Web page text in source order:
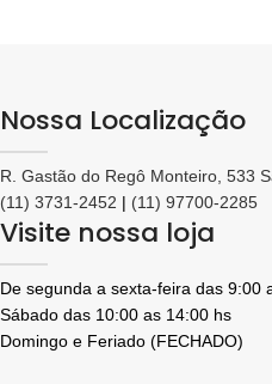
Nossa Localização
R. Gastão do Regô Monteiro, 533
(11) 3731-2452 | (11) 97700-2285
Visite nossa loja
De segunda a sexta-feira das 9:00
Sábado das 10:00 as 14:00 hs
Domingo e Feriado (FECHADO)